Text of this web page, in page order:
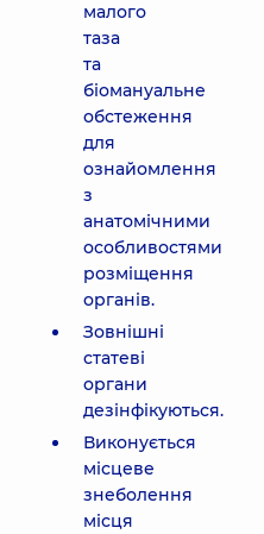
малого
таза
та
біомануальне
обстеження
для
ознайомлення
з
анатомічними
особливостями
розміщення
органів.
Зовнішні
статеві
органи
дезінфікуються.
Виконується
місцеве
знеболення
місця